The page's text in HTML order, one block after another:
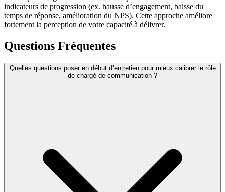
indicateurs de progression (ex. hausse d’engagement, baisse du
temps de réponse, amélioration du NPS). Cette approche améliore
fortement la perception de votre capacité à délivrer.
Questions Fréquentes
Quelles questions poser en début d’entretien pour mieux calibrer le rôle
de chargé de communication ?